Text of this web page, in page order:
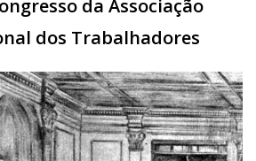
da Associação
dos Trabalhadores